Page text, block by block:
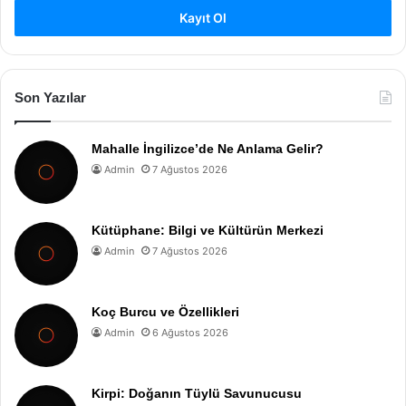
Kayıt Ol
Son Yazılar
Mahalle İngilizce’de Ne Anlama Gelir?
Admin 7 Ağustos 2026
Kütüphane: Bilgi ve Kültürün Merkezi
Admin 7 Ağustos 2026
Koç Burcu ve Özellikleri
Admin 6 Ağustos 2026
Kirpi: Doğanın Tüylü Savunucusu